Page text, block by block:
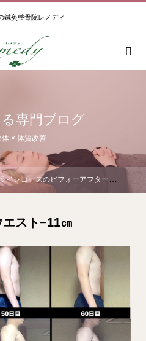
鍼灸整骨院レメディ
専門ブログ
× 体質改善
インコースのビフォーアフター
スト−11㎝